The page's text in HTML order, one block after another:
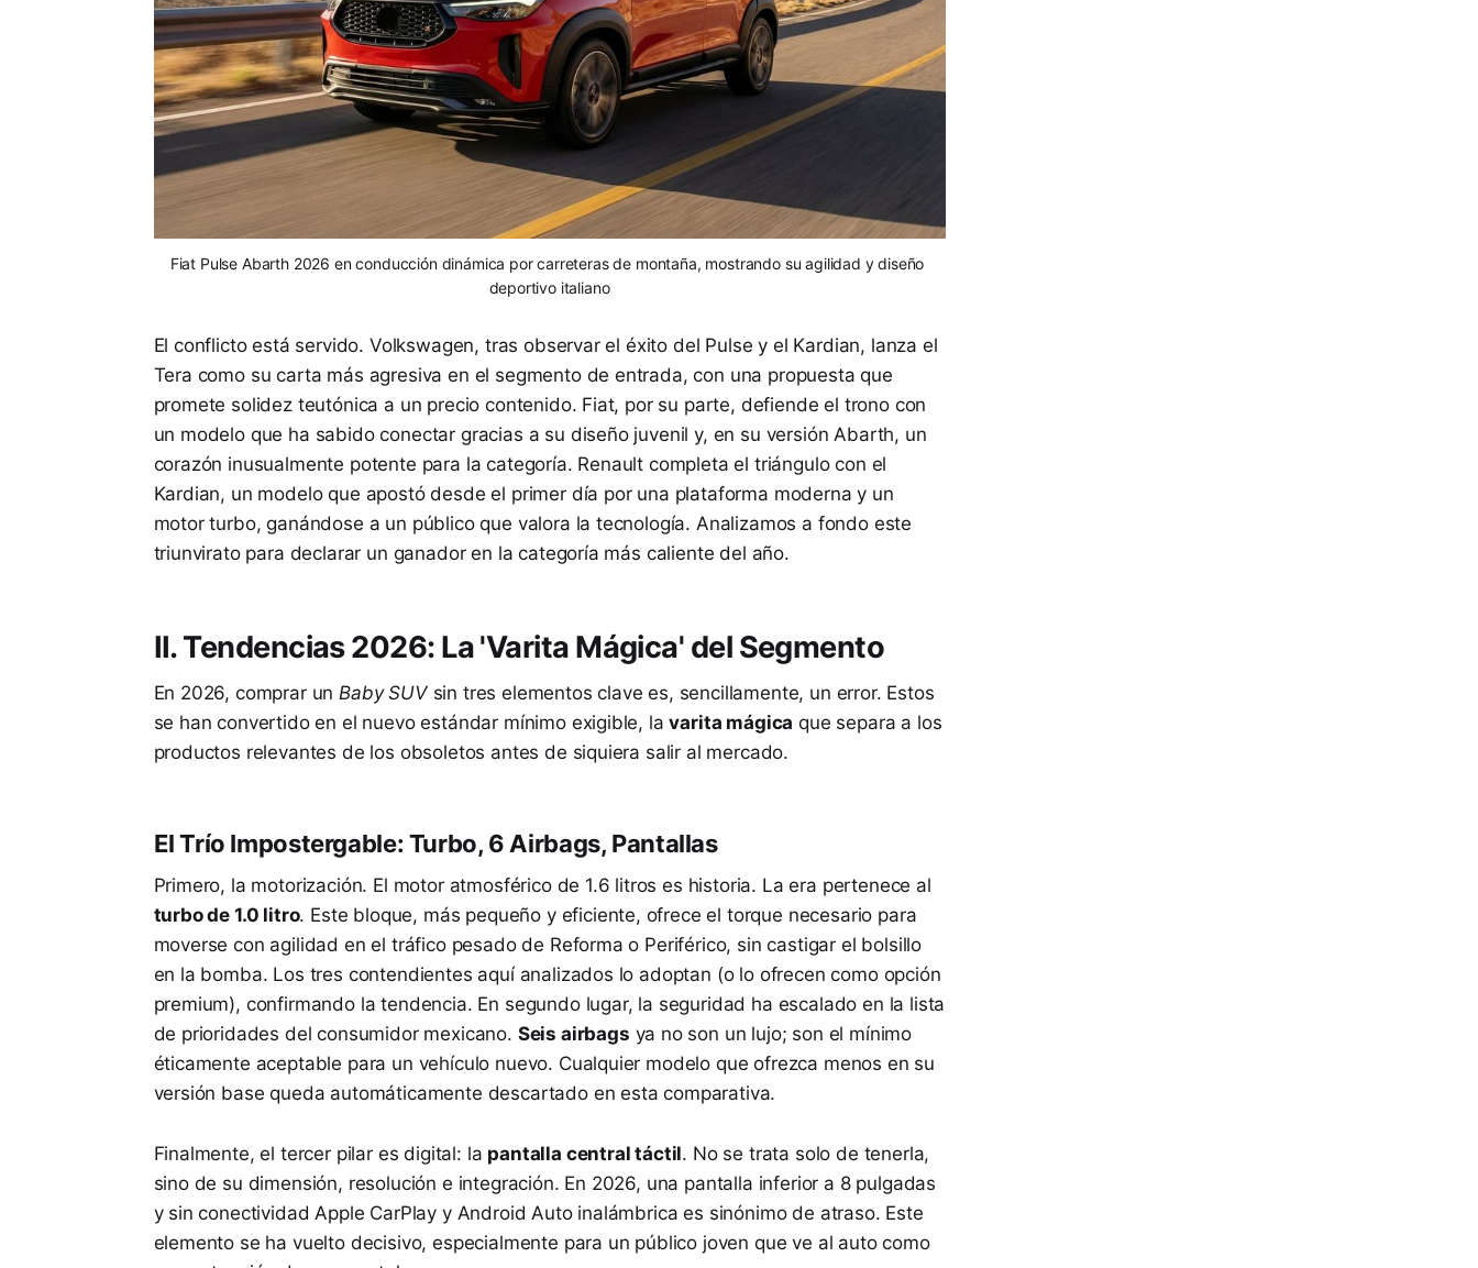
Fiat Pulse Abarth 2026 en conducción dinámica por carreteras de montaña, mostrando su agilidad y diseño
deportivo italiano
El conflicto está servido. Volkswagen, tras observar el éxito del Pulse y el Kardian, lanza el
Tera como su carta más agresiva en el segmento de entrada, con una propuesta que
promete solidez teutónica a un precio contenido. Fiat, por su parte, defiende el trono con
un modelo que ha sabido conectar gracias a su diseño juvenil y, en su versión Abarth, un
corazón inusualmente potente para la categoría. Renault completa el triángulo con el
Kardian, un modelo que apostó desde el primer día por una plataforma moderna y un
motor turbo, ganándose a un público que valora la tecnología. Analizamos a fondo este
triunvirato para declarar un ganador en la categoría más caliente del año.
II. Tendencias 2026: La 'Varita Mágica' del Segmento
En 2026, comprar unBaby SUVsin tres elementos clave es, sencillamente, un error. Estos
se han convertido en el nuevo estándar mínimo exigible, lavarita mágica que separa a los
productos relevantes de los obsoletos antes de siquiera salir al mercado.
El Trío Impostergable: Turbo, 6 Airbags, Pantallas
Primero, la motorización. El motor atmosférico de 1.6 litros es historia. La era pertenece al
turbo de 1.0 litro. Este bloque, más pequeño y eficiente, ofrece el torque necesario para
moverse con agilidad en el tráfico pesado de Reforma o Periférico, sin castigar el bolsillo
en la bomba. Los tres contendientes aquí analizados lo adoptan (o lo ofrecen como opción
premium), confirmando la tendencia. En segundo lugar, la seguridad ha escalado en la lista
de prioridades del consumidor mexicano. Seis airbags ya no son un lujo; son el mínimo
éticamente aceptable para un vehículo nuevo. Cualquier modelo que ofrezca menos en su
versión base queda automáticamente descartado en esta comparativa.
Finalmente, el tercer pilar es digital: la pantalla central táctil. No se trata solo de tenerla,
sino de su dimensión, resolución e integración. En 2026, una pantalla inferior a 8 pulgadas
y sin conectividad Apple CarPlay y Android Auto inalámbrica es sinónimo de atraso. Este
elemento se ha vuelto decisivo, especialmente para un público joven que ve al auto como